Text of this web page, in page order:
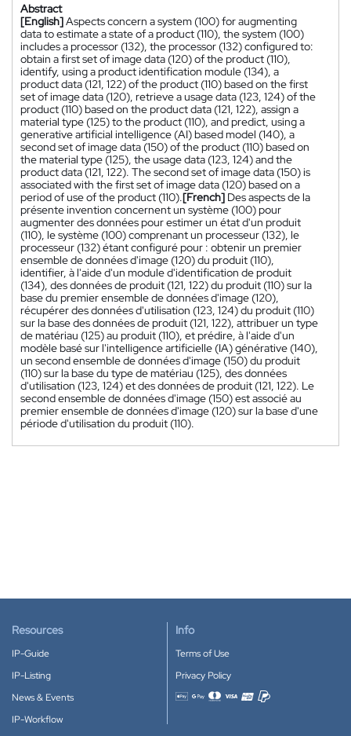
Abstract
[English]Aspects concern a system (100) for augmenting
data to estimate a state of a product (110), the system (100)
includes a processor (132), the processor (132) configured to:
obtain a first set of image data (120) of the product (110),
identify, using a product identification module (134), a
product data (121, 122) of the product (110) based on the first
set of image data (120), retrieve a usage data (123, 124) of the
product (110) based on the product data (121, 122), assign a
material type (125) to the product (110), and predict, using a
generative artificial intelligence (AI) based model (140), a
second set of image data (150) of the product (110) based on
the material type (125), the usage data (123, 124) and the
product data (121, 122). The second set of image data (150) is
associated with the first set of image data (120) based on a
period of use of the product (110).[French] Des aspects de la
présente invention concernent un système (100) pour
augmenter des données pour estimer un état d'un produit
(110), le système (100) comprenant un processeur (132), le
processeur (132) étant configuré pour : obtenir un premier
ensemble de données d'image (120) du produit (110),
identifier, à l'aide d'un module d'identification de produit
(134), des données de produit (121, 122) du produit (110) sur la
base du premier ensemble de données d'image (120),
récupérer des données d'utilisation (123, 124) du produit (110)
sur la base des données de produit (121, 122), attribuer un type
de matériau (125) au produit (110), et prédire, à l'aide d'un
modèle basé sur l'intelligence artificielle (IA) générative (140),
un second ensemble de données d'image (150) du produit
(110) sur la base du type de matériau (125), des données
d'utilisation (123, 124) et des données de produit (121, 122). Le
second ensemble de données d'image (150) est associé au
premier ensemble de données d'image (120) sur la base d'une
période d'utilisation du produit (110).
Resources
IP-Guide
IP-Listing
News & Events
IP-Workflow
Info
Terms of Use
Privacy Policy
Accepted payment methods